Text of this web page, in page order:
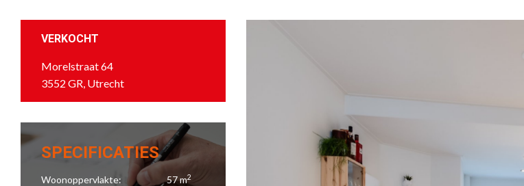
VERKOCHT
Morelstraat 64
3552 GR, Utrecht
SPECIFICATIES
Woonoppervlakte: 57 m2